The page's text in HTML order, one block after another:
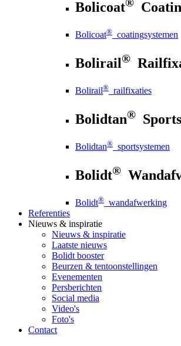
Bolicoat
Bolicoat® coatingsystemen
Bolirail®
Bolirail® railfixaties
Bolidtan®
Bolidtan® sportsystemen
Bolidt®
Bolidt® wandafwerking
Referenties
Nieuws & inspiratie
Nieuws & inspiratie
Laatste nieuws
Bolidt booster
Beurzen & tentoonstellingen
Evenementen
Persberichten
Social media
Video's
Foto's
Contact